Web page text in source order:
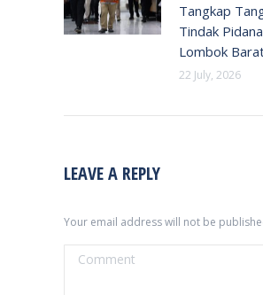
Tangkap
Tindak
Lombok
22 July, 2026
LEAVE A REPLY
Your email address will not be
Comment